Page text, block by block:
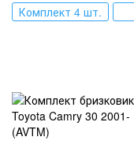
Комплект 4 шт.